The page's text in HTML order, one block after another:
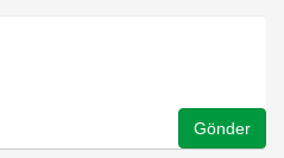
Gönder